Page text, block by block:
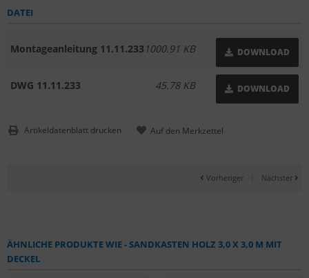
DATEI
Montageanleitung 11.11.233 DOWNLOAD
1000.91 KB
DWG 11.11.233 DOWNLOAD
45.78 KB
Artikeldatenblatt drucken
Vorheriger Nächster
ÄHNLICHE PRODUKTE WIE - SANDKASTEN HOLZ 3,0 X 3,0 M MIT
DECKEL